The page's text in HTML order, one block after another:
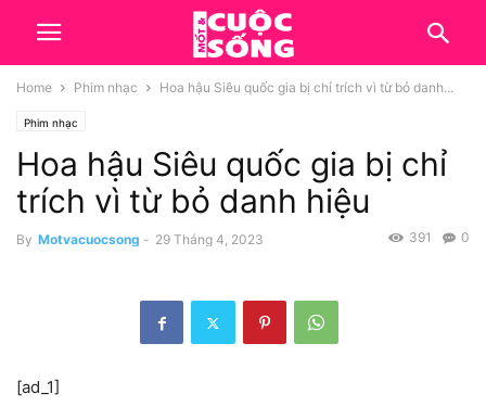
Home Phim nhạc Hoa hậu Siêu quốc gia bị chỉ trích vì từ bỏ danh...
Phim nhạc
Hoa hậu Siêu quốc gia bị chỉ
trích vì từ bỏ danh hiệu
By Motvacuocsong - 29 Tháng 4, 2023 0
391
[ad_1]